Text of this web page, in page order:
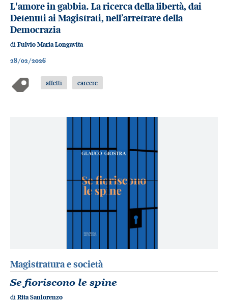
L'amore in gabbia. La ricerca della libertà, dai
Detenuti ai Magistrati, nell’arretrare della
Democrazia
di Fulvio Maria Longavita
28/02/2026
affetti carcere
Magistratura e società
Se fioriscono le spine
di Rita Sanlorenzo